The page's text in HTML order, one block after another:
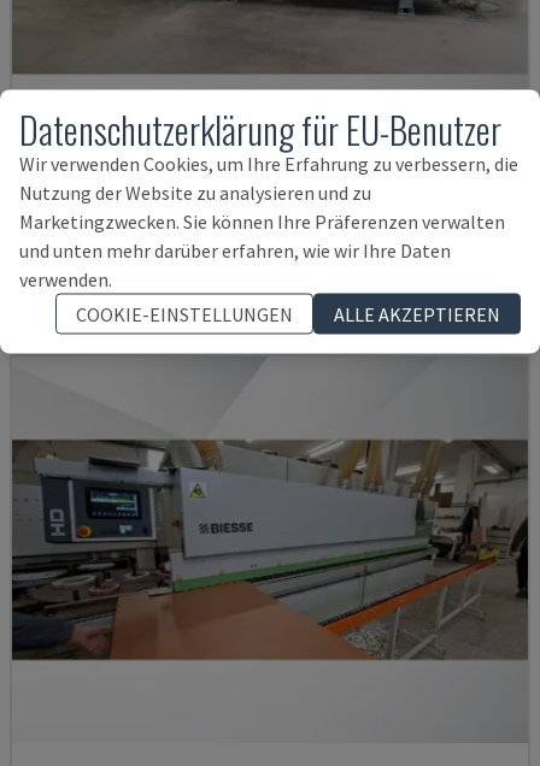
OPTIMAT KAL210/6/A20/S2
HOMAG - KANTENANLEIMMASCHINE
DEUTSCHLAND 2008
35.500 €
Datenschutzerklärung für EU-Benutzer
Wir verwenden Cookies, um Ihre Erfahrung zu verbessern, die
Nutzung der Website zu analysieren und zu
Marketingzwecken. Sie können Ihre Präferenzen verwalten
und unten mehr darüber erfahren, wie wir Ihre Daten
verwenden.
COOKIE-EINSTELLUNGEN
ALLE AKZEPTIEREN